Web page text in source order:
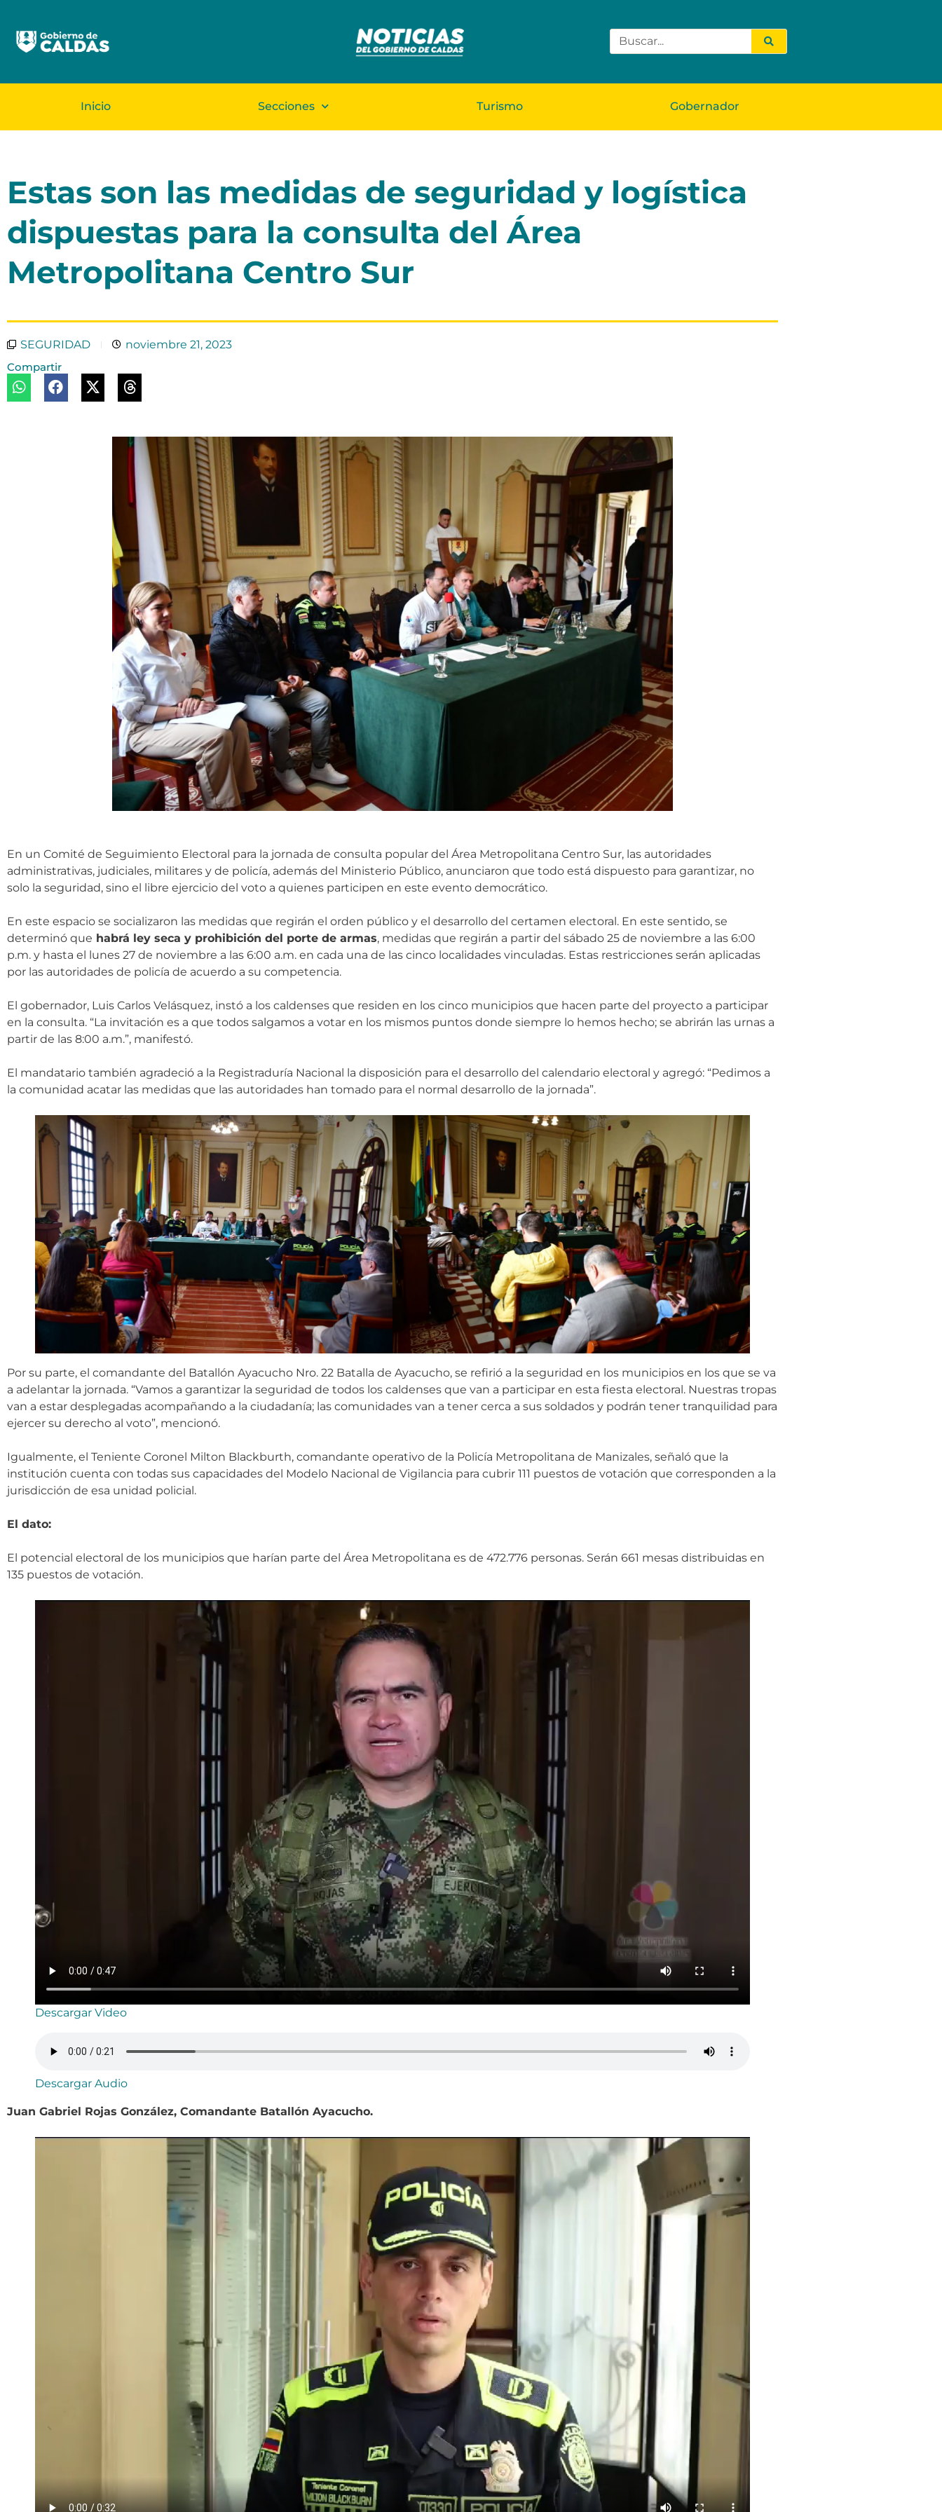
Inicio Secciones Turismo Gobernador
Estas son las medidas de seguridad y logística
dispuestas para la consulta del Área
Metropolitana Centro Sur
SEGURIDAD
noviembre 21, 2023
Compartir
En un Comité de Seguimiento Electoral para la jornada de consulta popular del Área Metropolitana Centro Sur, las autoridades
administrativas, judiciales, militares y de policía, además del Ministerio Público, anunciaron que todo está dispuesto para garantizar, no
solo la seguridad, sino el libre ejercicio del voto a quienes participen en este evento democrático.
En este espacio se socializaron las medidas que regirán el orden público y el desarrollo del certamen electoral. En este sentido, se
determinó que habrá ley seca y prohibición del porte de armas, medidas que regirán a partir del sábado 25 de noviembre a las 6:00
p.m. y hasta el lunes 27 de noviembre a las 6:00 a.m. en cada una de las cinco localidades vinculadas. Estas restricciones serán aplicadas
por las autoridades de policía de acuerdo a su competencia.
El gobernador, Luis Carlos Velásquez, instó a los caldenses que residen en los cinco municipios que hacen parte del proyecto a participar
en la consulta. “La invitación es a que todos salgamos a votar en los mismos puntos donde siempre lo hemos hecho; se abrirán las urnas a
partir de las 8:00 a.m.”, manifestó.
El mandatario también agradeció a la Registraduría Nacional la disposición para el desarrollo del calendario electoral y agregó: “Pedimos a
la comunidad acatar las medidas que las autoridades han tomado para el normal desarrollo de la jornada”.
Por su parte, el comandante del Batallón Ayacucho Nro. 22 Batalla de Ayacucho, se refirió a la seguridad en los municipios en los que se va
a adelantar la jornada. “Vamos a garantizar la seguridad de todos los caldenses que van a participar en esta fiesta electoral. Nuestras tropas
van a estar desplegadas acompañando a la ciudadanía; las comunidades van a tener cerca a sus soldados y podrán tener tranquilidad para
ejercer su derecho al voto”, mencionó.
Igualmente, el Teniente Coronel Milton Blackburth, comandante operativo de la Policía Metropolitana de Manizales, señaló que la
institución cuenta con todas sus capacidades del Modelo Nacional de Vigilancia para cubrir 111 puestos de votación que corresponden a la
jurisdicción de esa unidad policial.
El dato:
El potencial electoral de los municipios que harían parte del Área Metropolitana es de 472.776 personas. Serán 661 mesas distribuidas en
135 puestos de votación.
Descargar Video
Descargar Audio
Juan Gabriel Rojas González, Comandante Batallón Ayacucho.